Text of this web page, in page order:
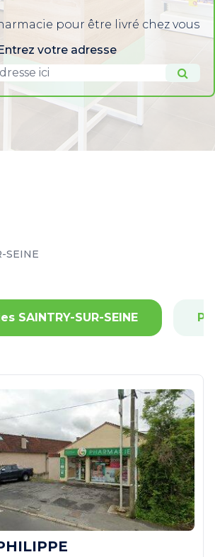
pour être livré chez vous
votre adresse
SEINE
SAINTRY-SUR-SEINE